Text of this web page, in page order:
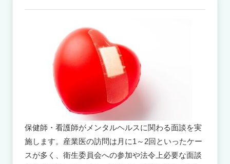
保健師・看護師がメンタルヘルスに関わる面談を実
施します。産業医の訪問は月に1～2回といったケー
スが多く、衛生委員会への参加や法令上必要な面談